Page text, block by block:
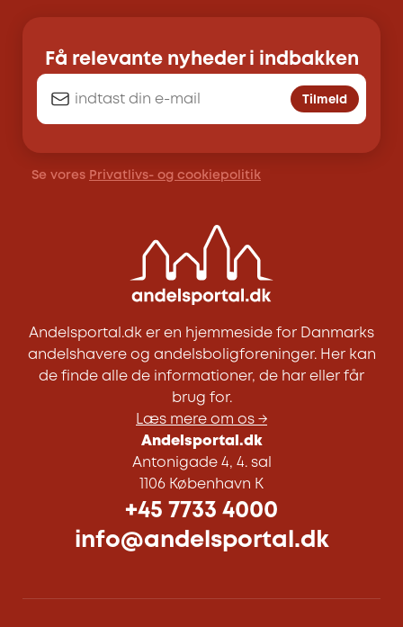
Få relevante nyheder i indbakken
Tilmeld
Se vores Privatlivs- og cookiepolitik
Andelsportal.dk er en hjemmeside for Danmarks
andelshavere og andelsboligforeninger. Her kan
de finde alle de informationer, de har eller får
brug for.
Læs mere om os →
Andelsportal.dk
Antonigade 4, 4. sal
1106 København K
+45 7733 4000
info@andelsportal.dk